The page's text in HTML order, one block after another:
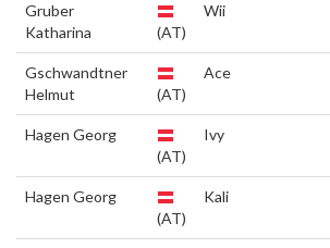
Gruber
Katharina
(AT)
Wii
Gschwandtner
Helmut
(AT)
Ace
Hagen Georg
(AT)
Ivy
Hagen Georg
(AT)
Kali